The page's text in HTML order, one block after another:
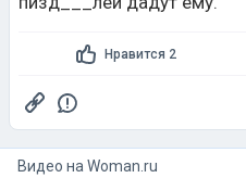
Нравится 2
Видео на woman.ru